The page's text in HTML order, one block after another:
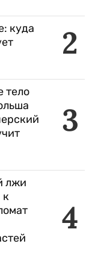
2
куда
3
тело
4
лжи
к